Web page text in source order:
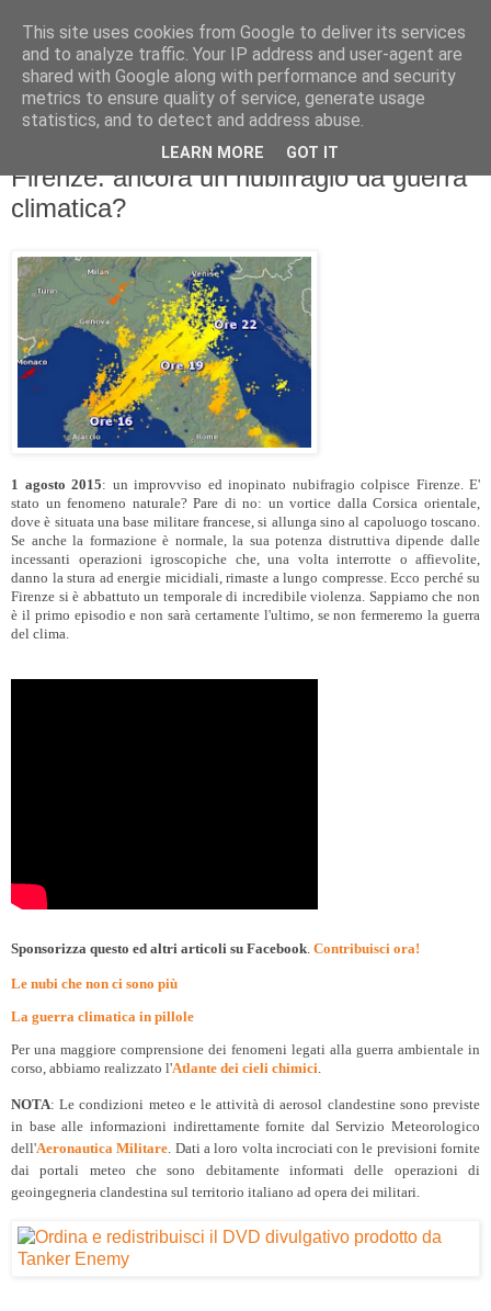
Firenze: ancora un nubifragio da guerra
climatica?
1 agosto 2015: un improvviso ed inopinato nubifragio colpisce Firenze. E'
stato un fenomeno naturale? Pare di no: un vortice dalla Corsica orientale,
dove è situata una base militare francese, si allunga sino al capoluogo toscano.
Se anche la formazione è normale, la sua potenza distruttiva dipende dalle
incessanti operazioni igroscopiche che, una volta interrotte o affievolite,
danno la stura ad energie micidiali, rimaste a lungo compresse. Ecco perché su
Firenze si è abbattuto un temporale di incredibile violenza. Sappiamo che non
è il primo episodio e non sarà certamente l'ultimo, se non fermeremo la guerra
del clima.
Sponsorizza questo ed altri articoli su Facebook. Contribuisci ora!
Le nubi che non ci sono più
La guerra climatica in pillole
Per una maggiore comprensione dei fenomeni legati alla guerra ambientale in
corso, abbiamo realizzato l'Atlante dei cieli chimici.
NOTA: Le condizioni meteo e le attività di aerosol clandestine sono previste
in base alle informazioni indirettamente fornite dal Servizio Meteorologico
dell'Aeronautica Militare . Dati a loro volta incrociati con le previsioni fornite
dai portali meteo che sono debitamente informati delle operazioni di
geoingegneria clandestina sul territorio italiano ad opera dei militari.
This site uses cookies from Google to deliver its services
and to analyze traffic. Your IP address and user-agent are
shared with Google along with performance and security
metrics to ensure quality of service, generate usage
statistics, and to detect and address abuse.
LEARN MORE GOT IT